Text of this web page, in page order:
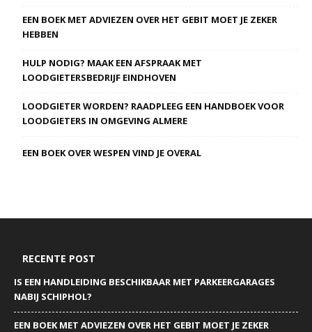
EEN BOEK MET ADVIEZEN OVER HET GEBIT MOET JE ZEKER
HEBBEN
HULP NODIG? MAAK EEN AFSPRAAK MET
LOODGIETERSBEDRIJF EINDHOVEN
LOODGIETER WORDEN? RAADPLEEG EEN HANDBOEK VOOR
LOODGIETERS IN OMGEVING ALMERE
EEN BOEK OVER WESPEN VIND JE OVERAL
RECENTE POST
IS EEN HANDLEIDING BESCHIKBAAR MET PARKEERGARAGES
NABIJ SCHIPHOL?
EEN BOEK MET ADVIEZEN OVER HET GEBIT MOET JE ZEKER